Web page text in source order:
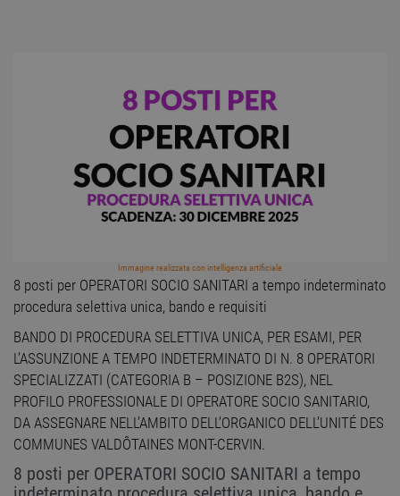
Immagine realizzata con intelligenza artificiale
8 posti per OPERATORI SOCIO SANITARI a tempo indeterminato
procedura selettiva unica, bando e requisiti
BANDO DI PROCEDURA SELETTIVA UNICA, PER ESAMI, PER
L’ASSUNZIONE A TEMPO INDETERMINATO DI N. 8 OPERATORI
SPECIALIZZATI (CATEGORIA B – POSIZIONE B2S), NEL
PROFILO PROFESSIONALE DI OPERATORE SOCIO SANITARIO,
DA ASSEGNARE NELL’AMBITO DELL’ORGANICO DELL’UNITÉ DES
COMMUNES VALDÔTAINES MONT-CERVIN.
8 posti per OPERATORI SOCIO SANITARI a tempo